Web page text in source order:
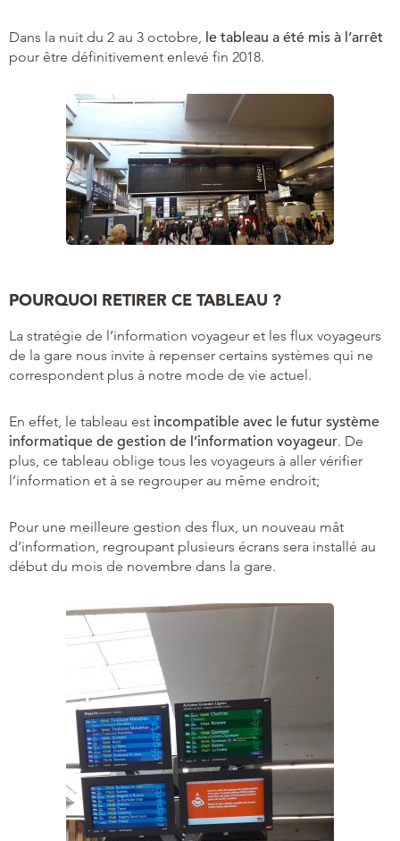
Dans la nuit du 2 au 3 octobre, le tableau a été mis à l’arrêt
pour être définitivement enlevé fin 2018.
POURQUOI RETIRER CE TABLEAU ?
La stratégie de l’information voyageur et les flux voyageurs
de la gare nous invite à repenser certains systèmes qui ne
correspondent plus à notre mode de vie actuel.
En effet, le tableau est incompatible avec le futur système
informatique de gestion de l’information voyageur. De
plus, ce tableau oblige tous les voyageurs à aller vérifier
l’information et à se regrouper au même endroit;
Pour une meilleure gestion des flux, un nouveau mât
d’information, regroupant plusieurs écrans sera installé au
début du mois de novembre dans la gare.